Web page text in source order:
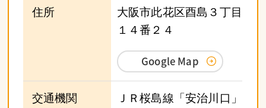
住所
大阪市此花区酉島３丁目
１４番２４
Google Map
交通機関
ＪＲ桜島線「安治川口」